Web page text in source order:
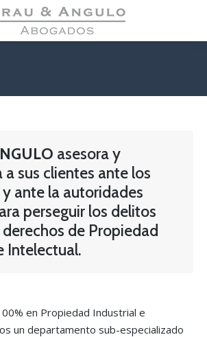
asesora y
a sus clientes ante los
ante la autoridades
perseguir los delitos
de Propiedad
Intelectual.
en Propiedad Industrial e
un departamento sub-especializado